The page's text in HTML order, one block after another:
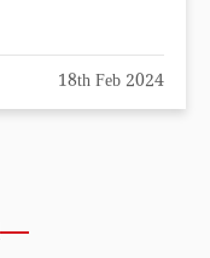
18th Feb 2024